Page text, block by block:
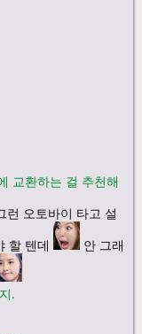
교환하는 걸 추천해
런 오토바이 타고 설
할 텐데
안 그래
.